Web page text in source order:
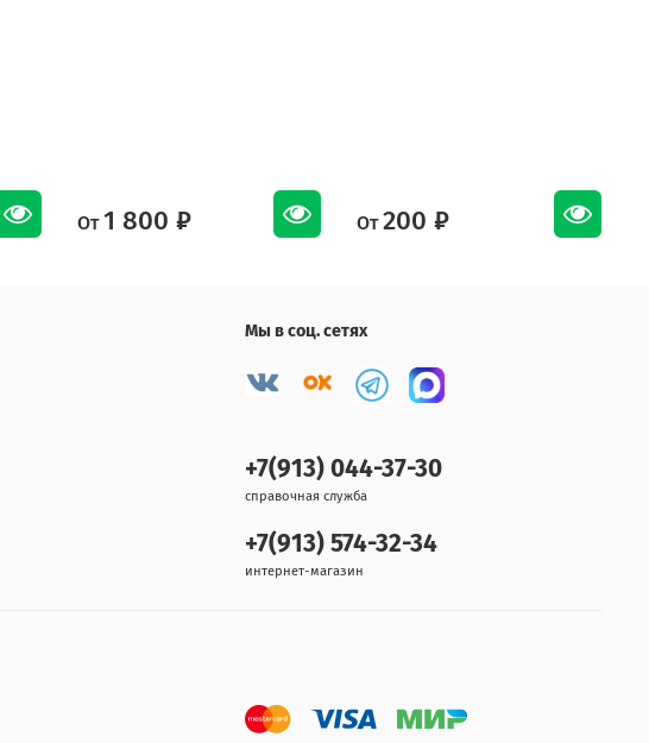
От 1 800 ₽ От 200 ₽
Мы в соц. сетях
+7(913) 044-37-30
справочная служба
+7(913) 574-32-34
интернет-магазин